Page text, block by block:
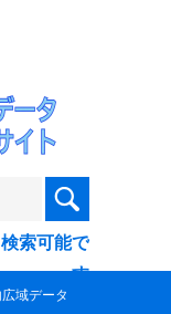
索可能で
す
域データ